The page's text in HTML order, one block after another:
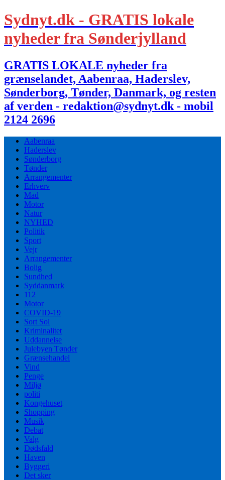
Sydnyt.dk - GRATIS lokale
nyheder fra Sønderjylland
GRATIS LOKALE nyheder fra
grænselandet, Aabenraa, Haderslev,
Sønderborg, Tønder, Danmark, og resten
af verden - redaktion@sydnyt.dk - mobil
2124 2696
Aabenraa
Haderslev
Sønderborg
Tønder
Arrangementer
Erhverv
Mad
Motor
Natur
NYHED
Politik
Sport
Vejr
Arrangementer
Bolig
Sundhed
Syddanmark
112
Motor
COVID-19
Sort Sol
Kriminalitet
Uddannelse
Julebyen Tønder
Grænsehandel
Vind
Penge
Miljø
politi
Kongehuset
Shopping
Musik
Debat
Valg
Dødsfald
Haven
Byggeri
Det sker